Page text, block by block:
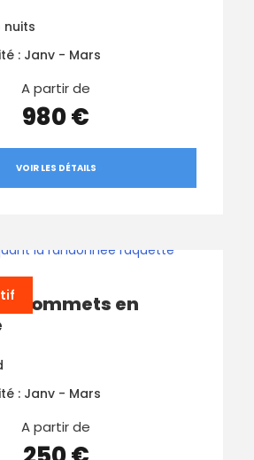
nuits
: Janv - Mars
A partir de
980 €
VOIR LES DÉTAILS
Sommets en
: Janv - Mars
A partir de